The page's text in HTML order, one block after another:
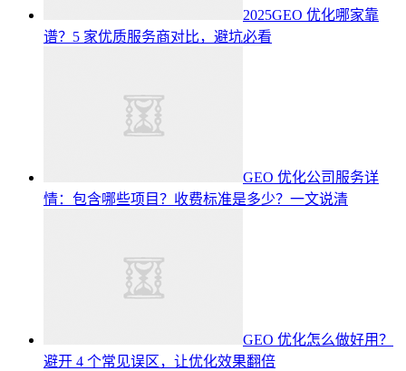
2025GEO 优化哪家靠
谱？5 家优质服务商对比，避坑必看
GEO 优化公司服务详
情：包含哪些项目？收费标准是多少？一文说清
GEO 优化怎么做好用？
避开 4 个常见误区，让优化效果翻倍